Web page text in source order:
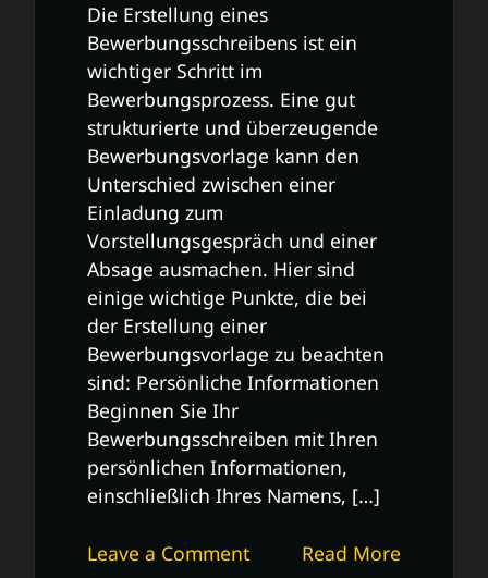
Die Erstellung eines
Bewerbungsschreibens ist ein
wichtiger Schritt im
Bewerbungsprozess. Eine gut
strukturierte und überzeugende
Bewerbungsvorlage kann den
Unterschied zwischen einer
Einladung zum
Vorstellungsgespräch und einer
Absage ausmachen. Hier sind
einige wichtige Punkte, die bei
der Erstellung einer
Bewerbungsvorlage zu beachten
sind: Persönliche Informationen
Beginnen Sie Ihr
Bewerbungsschreiben mit Ihren
persönlichen Informationen,
einschließlich Ihres Namens, […]
Read More
Leave a Commenton